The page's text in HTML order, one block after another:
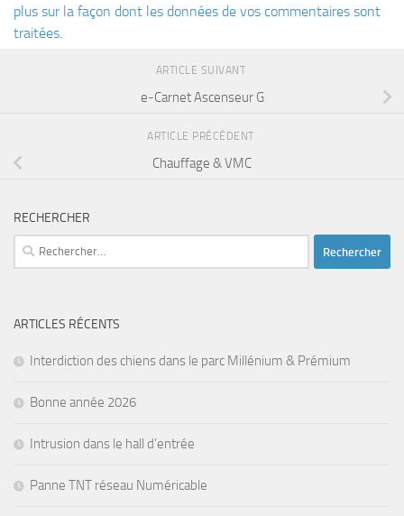
plus sur la façon dont les données de vos commentaires sont
traitées.
ARTICLE SUIVANT
e-Carnet Ascenseur G
ARTICLE PRÉCÉDENT
Chauffage & VMC
RECHERCHER
Rechercher :
ARTICLES RÉCENTS
Interdiction des chiens dans le parc Millénium & Prémium
Bonne année 2026
Intrusion dans le hall d’entrée
Panne TNT réseau Numéricable